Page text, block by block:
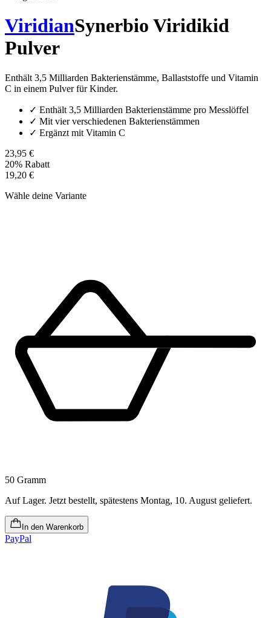
ViridianSynerbio Viridikid
Pulver
Enthält 3,5 Milliarden Bakterienstämme, Ballaststoffe und Vitamin
C in einem Pulver für Kinder.
✓ Enthält 3,5 Milliarden Bakterienstämme pro Messlöffel
✓ Mit vier verschiedenen Bakterienstämmen
✓ Ergänzt mit Vitamin C
23,95 €
20% Rabatt
19,20 €
Wähle deine Variante
50 Gramm
Auf Lager. Jetzt bestellt, spätestens Montag, 10. August geliefert.
In den Warenkorb
PayPal